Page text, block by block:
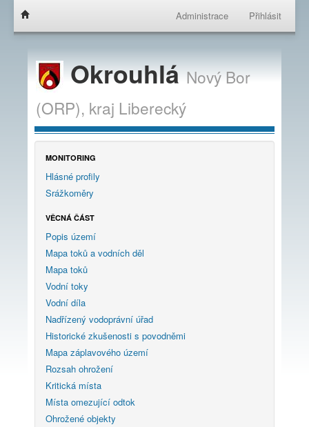
Administrace Přihlásit
OkrouhláNový Bor
(ORP), kraj Liberecký
MONITORING
Hlásné profily
Srážkoměry
VĚCNÁ ČÁST
Popis území
Mapa toků a vodních děl
Mapa toků
Vodní toky
Vodní díla
Nadřízený vodoprávní úřad
Historické zkušenosti s povodněmi
Mapa záplavového území
Rozsah ohrožení
Kritická místa
Místa omezující odtok
Ohrožené objekty